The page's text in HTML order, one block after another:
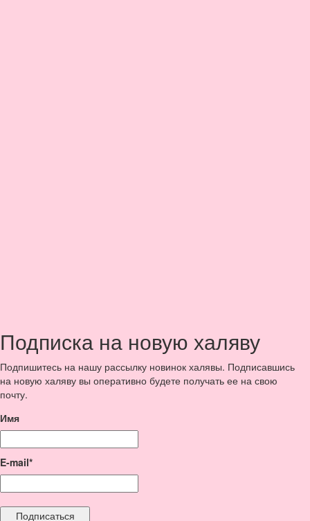
Подписка на новую халяву
Подпишитесь на нашу рассылку новинок халявы. Подписавшись
на новую халяву вы оперативно будете получать ее на свою
почту.
Имя
E-mail*